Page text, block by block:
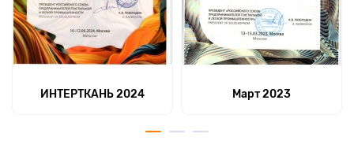
ИНТЕРТКАНЬ 2024 Март 2023